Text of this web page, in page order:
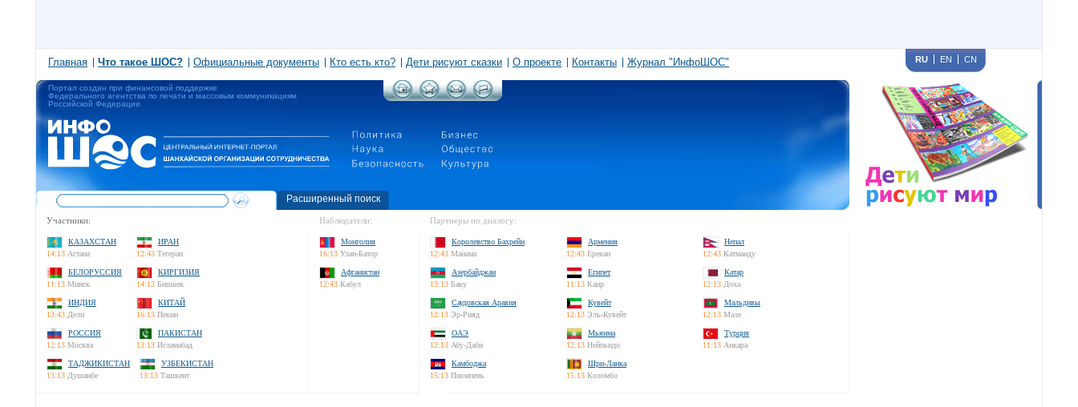
Главная Что такое ШОС? Официальные документы Кто есть кто? Дети рисуют сказки О проекте Контакты Журнал "ИнфоШОС" RU EN CN
Портал создан при финансовой поддержке
Федерального агентства по печати и массовым коммуникациям
Российской Федерации
Расширенный поиск
Участники:
КАЗАХСТАН
14:13 Астана
ИРАН
12:43 Тегеран
БЕЛОРУССИЯ
11:13 Минск
КИРГИЗИЯ
14:13 Бишкек
ИНДИЯ
13:43 Дели
КИТАЙ
16:13 Пекин
РОССИЯ
12:13 Москва
ПАКИСТАН
13:13 Исламабад
ТАДЖИКИСТАН
13:13 Душанбе
УЗБЕКИСТАН
13:13 Ташкент
Наблюдатели:
Монголия
16:13 Улан-Батор
Афганистан
12:43 Кабул
Партнеры по диалогу:
Королевство Бахрейн
12:43 Манама
Армения
12:43 Ереван
Непал
12:43 Катманду
Азербайджан
13:13 Баку
Египет
11:13 Каир
Катар
12:13 Доха
Саудовская Аравия
12:13 Эр-Рияд
Кувейт
12:13 Эль-Кувейт
Мальдивы
12:13 Мале
ОАЭ
12:13 Абу-Даби
Мьянма
12:13 Нейпьидо
Турция
11:13 Анкара
Камбоджа
15:13 Пномпень
Шри-Ланка
15:13 Коломбо